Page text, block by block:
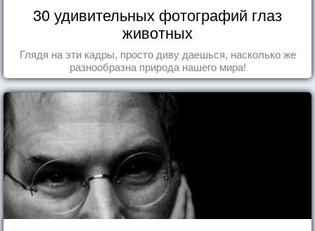
30 удивительных фотографий глаз
животных
Глядя на эти кадры, просто диву даешься, насколько же
разнообразна природа нашего мира!